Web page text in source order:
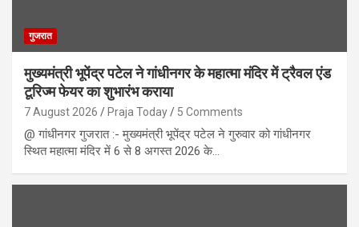
गुजरात
मुख्यमंत्री भूपेंद्र पटेल ने गांधीनगर के महात्मा मंदिर में ट्रैवल एंड
टूरिज्म फेयर का शुभारंभ कराया
7 August 2026 Praja Today 5 Comments
@ गांधीनगर गुजरात :- मुख्यमंत्री भूपेंद्र पटेल ने गुरुवार को गांधीनगर
स्थित महात्मा मंदिर में 6 से 8 अगस्त 2026 के…